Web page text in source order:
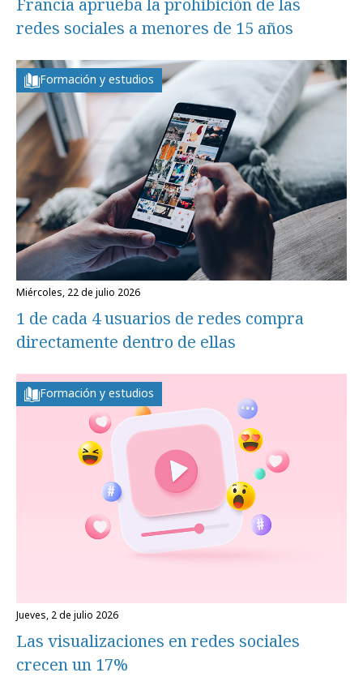
Francia aprueba la prohibición de las
redes sociales a menores de 15 años
Formación y estudios
miércoles, 22 de julio 2026
1 de cada 4 usuarios de redes compra
directamente dentro de ellas
Formación y estudios
jueves, 2 de julio 2026
Las visualizaciones en redes sociales
crecen un 17%